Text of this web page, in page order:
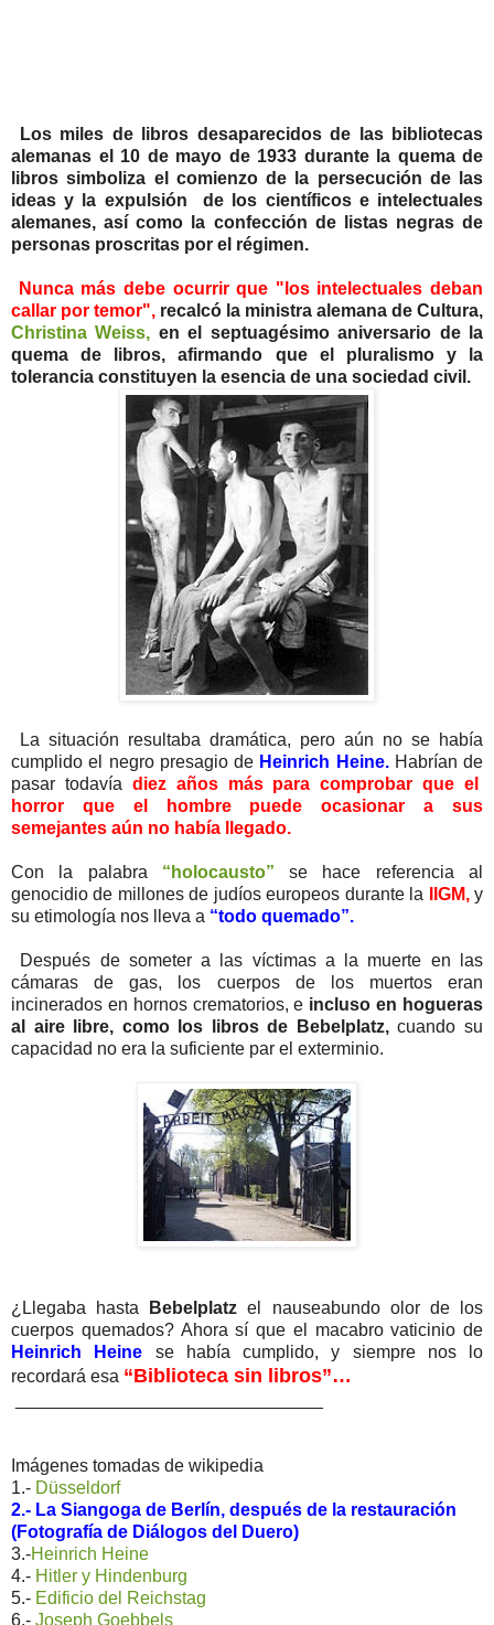
Los miles de libros desaparecidos de las bibliotecas
alemanas el 10 de mayo de 1933 durante la quema de
libros simboliza el comienzo de la persecución de las
ideas y la expulsión de los científicos e intelectuales
alemanes, así como la confección de listas negras de
personas proscritas por el régimen.
Nunca más debe ocurrir que "los intelectuales deban
callar por temor", recalcó la ministra alemana de Cultura,
Christina Weiss, en el septuagésimo aniversario de la
quema de libros, afirmando que el pluralismo y la
tolerancia constituyen la esencia de una sociedad civil.
La situación resultaba dramática, pero aún no se había
cumplido el negro presagio de Heinrich Heine.Habrían de
pasar todavía diez años más para comprobar que el
horror que el hombre puede ocasionar a sus
semejantes aún no había llegado.
Con la palabra “holocausto” se hace referencia al
genocidio de millones de judíos europeos durante la IIGM,y
su etimología nos lleva a “todo quemado”.
Después de someter a las víctimas a la muerte en las
cámaras de gas, los cuerpos de los muertos eran
incinerados en hornos crematorios, e incluso en hogueras
al aire libre, como los libros de Bebelplatz,cuando su
capacidad no era la suficiente par el exterminio.
¿Llegaba hasta Bebelplatzel nauseabundo olor de los
cuerpos quemados? Ahora sí que el macabro vaticinio de
Heinrich Heine se había cumplido, y siempre nos lo
recordará esa “Biblioteca sin libros”…
Imágenes tomadas de wikipedia
1.- Düsseldorf
2.- La Siangoga de Berlín, después de la restauración
(Fotografía de Diálogos del Duero)
3.-Heinrich Heine
4.- Hitler y Hindenburg
5.- Edificio del Reichstag
6.- Joseph Goebbels